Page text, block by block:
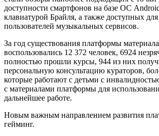
доступности смартфонов на базе ОС
клавиатурой Брайля, а также доступных
пользователей музыкальных сервисов.
За год существования платформы
воспользовались 12 372 человек, 6924
полностью прошли курсы, 944 из них
персональную консультацию кураторов,
которые работают с детьми с
с материалами платформы для
дальнейшее работе.
Новым важным направлением развития
гейминг.